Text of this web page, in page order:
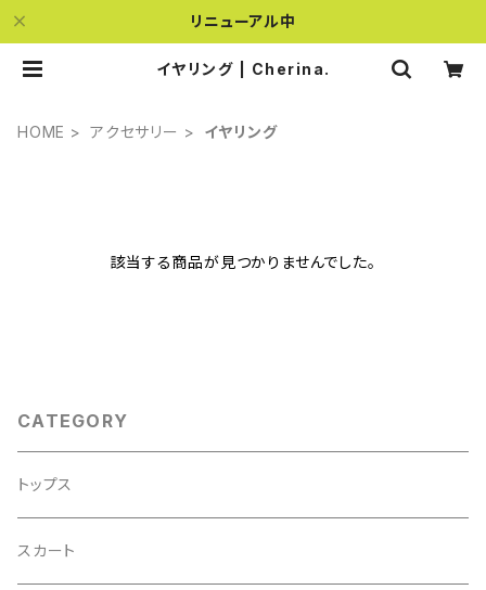
リニューアル中
イヤリング | Cherina.
HOME アクセサリー イヤリング
該当する商品が見つかりませんでした。
CATEGORY
トップス
スカート